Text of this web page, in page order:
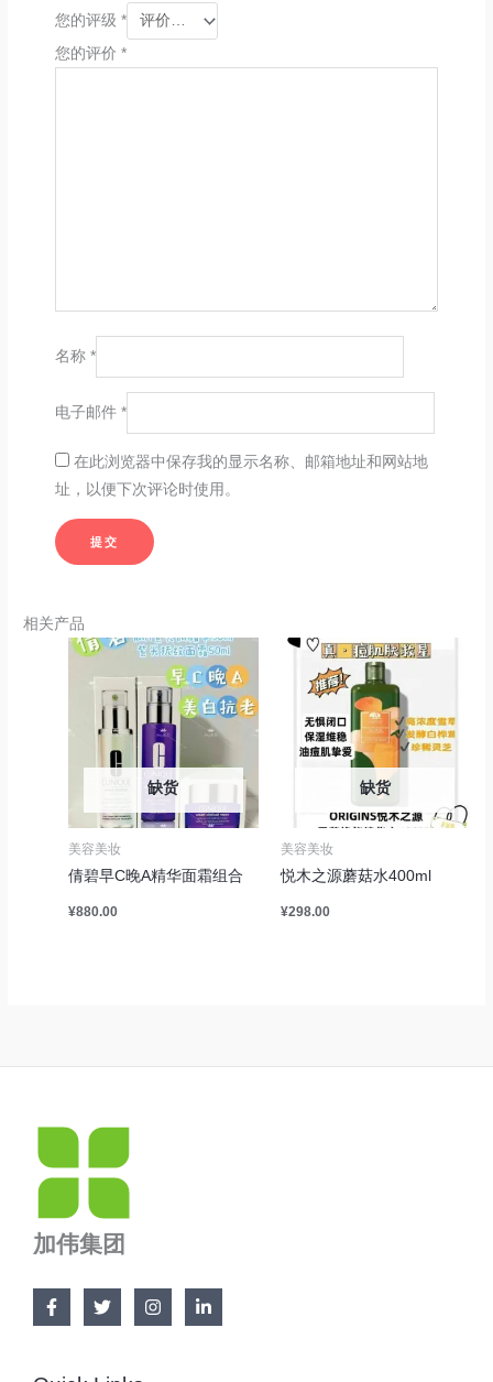
您的评级*
您的评价*
名称*
电子邮件*
在此浏览器中保存我的显示名称、邮箱地址和网站地
址，以便下次评论时使用。
相关产品
缺货
美容美妆
倩碧早C晚A精华面霜组合
¥880.00
缺货
美容美妆
悦木之源蘑菇水400ml
¥298.00
加伟集团